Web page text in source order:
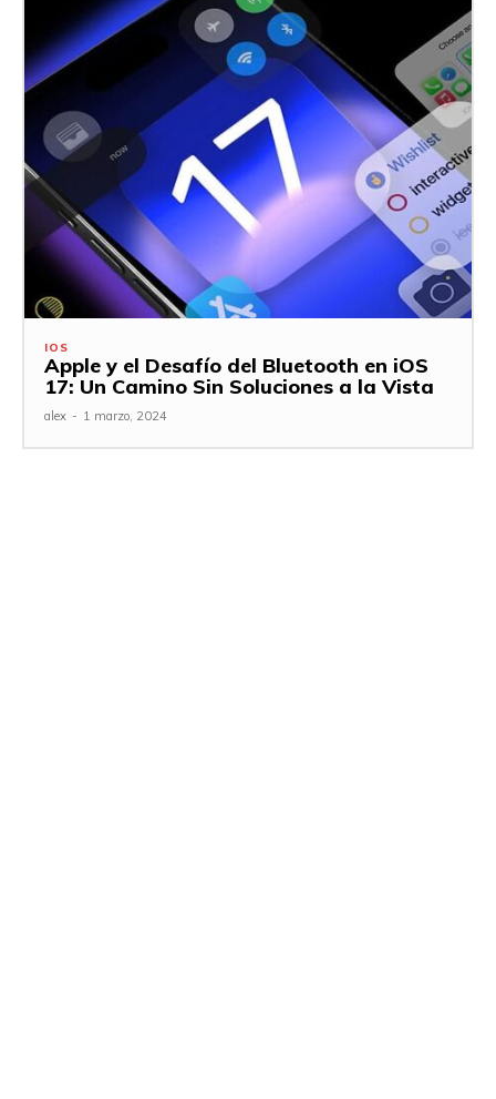
IOS
Apple y el Desafío del Bluetooth en iOS
17: Un Camino Sin Soluciones a la Vista
alex - 1 marzo, 2024